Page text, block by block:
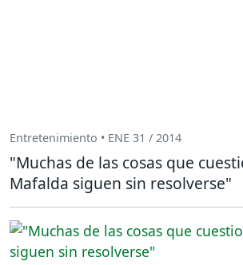
Entretenimiento • ENE 31 / 2014
"Muchas de las cosas que
Mafalda siguen sin resolverse"